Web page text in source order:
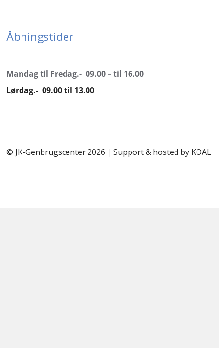
Åbningstider
Mandag til Fredag.- 09.00 – til 16.00
Lørdag.- 09.00 til 13.00
© JK-Genbrugscenter 2026 | Support & hosted by KOAL